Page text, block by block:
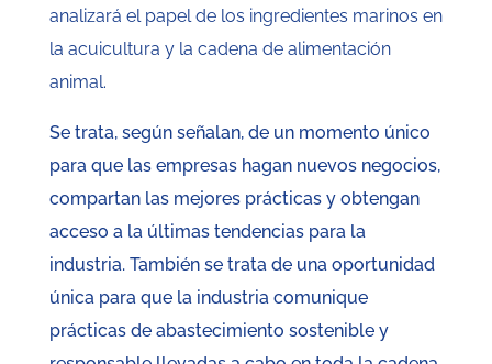
analizará el papel de los ingredientes marinos en
la acuicultura y la cadena de alimentación
animal.
Se trata, según señalan, de un momento único
para que las empresas hagan nuevos negocios,
compartan las mejores prácticas y obtengan
acceso a la últimas tendencias para la
industria. También se trata de una oportunidad
única para que la industria comunique
prácticas de abastecimiento sostenible y